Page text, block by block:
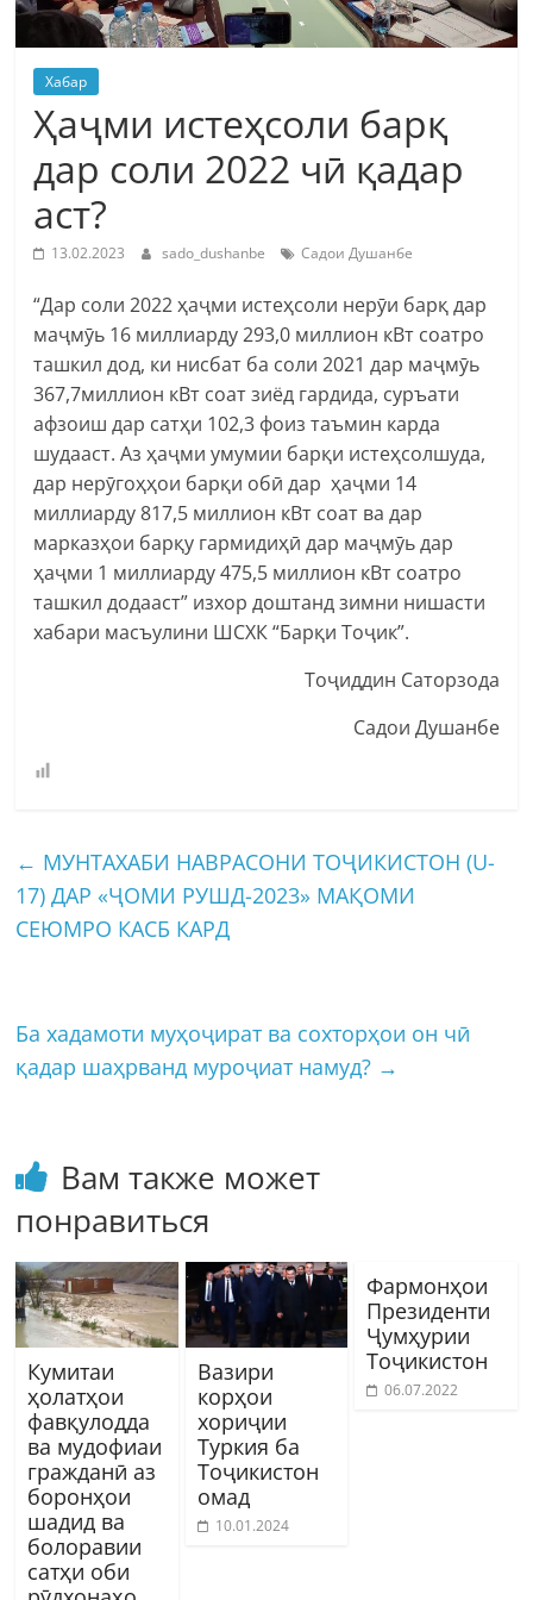
Хабар
Ҳаҷми истеҳсоли барқ
дар соли 2022 чӣ қадар
аст?
13.02.2023 sado_dushanbe Садои Душанбе
“Дар соли 2022 ҳаҷми истеҳсоли нерӯи барқ дар
маҷмӯь 16 миллиарду 293,0 миллион кВт соатро
ташкил дод, ки нисбат ба соли 2021 дар маҷмӯь
367,7миллион кВт соат зиëд гардида, суръати
афзоиш дар сатҳи 102,3 фоиз таъмин карда
шудааст. Аз ҳаҷми умумии барқи истеҳсолшуда,
дар нерӯгоҳҳои барқи обӣ дар ҳаҷми 14
миллиарду 817,5 миллион кВт соат ва дар
марказҳои барқу гармидиҳӣ дар маҷмӯь дар
ҳаҷми 1 миллиарду 475,5 миллион кВт соатро
ташкил додааст” изхор доштанд зимни нишасти
хабари масъулини ШСХК “Барқи Тоҷик”.
Тоҷиддин Саторзода
Садои Душанбе
← МУНТАХАБИ НАВРАСОНИ ТОҶИКИСТОН (U-
17) ДАР «ҶОМИ РУШД-2023» МАҚОМИ
СЕЮМРО КАСБ КАРД
Ба хадамоти муҳоҷират ва сохторҳои он чӣ
қадар шаҳрванд муроҷиат намуд? →
Вам также может
понравиться
Кумитаи
ҳолатҳои
фавқулодда
ва мудофиаи
гражданӣ аз
боронҳои
шадид ва
болоравии
сатҳи оби
Вазири
корҳои
хориҷии
Туркия ба
Тоҷикистон
омад
10.01.2024
Фармонҳои
Президенти
Ҷумҳурии
Тоҷикистон
06.07.2022